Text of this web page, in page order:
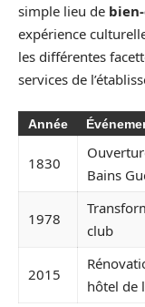
simple lieu de
expérience
les différentes
services de
Année
1830
Bains
1978
club
2015
hôtel de